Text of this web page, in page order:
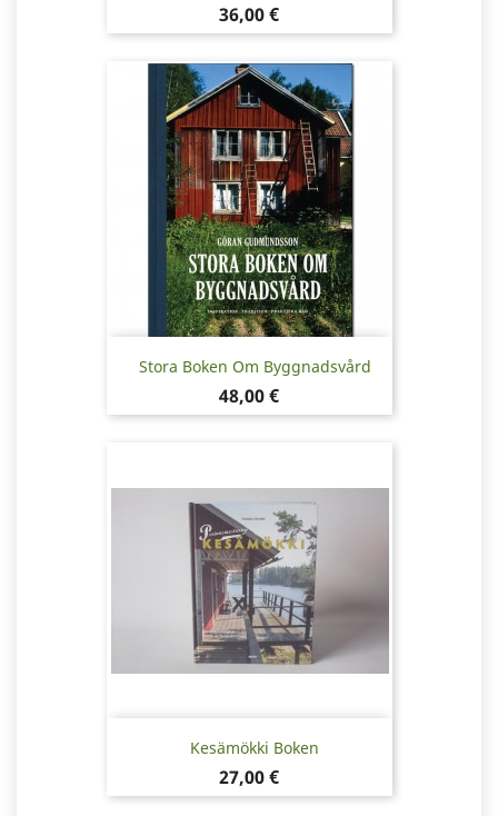
Pris
36,00 €
Stora Boken Om Byggnadsvård
Pris
48,00 €
Kesämökki Boken
Pris
27,00 €